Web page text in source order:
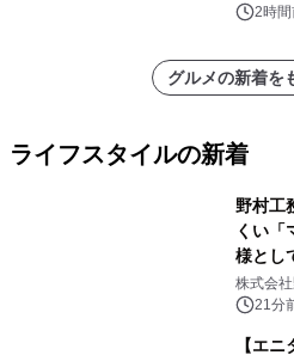
2時間
グルメの新着を
ライフスタイルの新着
野村工
くい「
様とし
こだわ
株式会
21分
【エ